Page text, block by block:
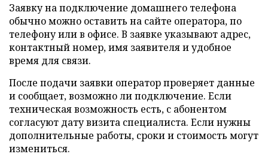
Заявку на подключение домашнего телефона
обычно можно оставить на сайте оператора, по
телефону или в офисе. В заявке указывают адрес,
контактный номер, имя заявителя и удобное
время для связи.
После подачи заявки оператор проверяет данные
и сообщает, возможно ли подключение. Если
техническая возможность есть, с абонентом
согласуют дату визита специалиста. Если нужны
дополнительные работы, сроки и стоимость могут
измениться.